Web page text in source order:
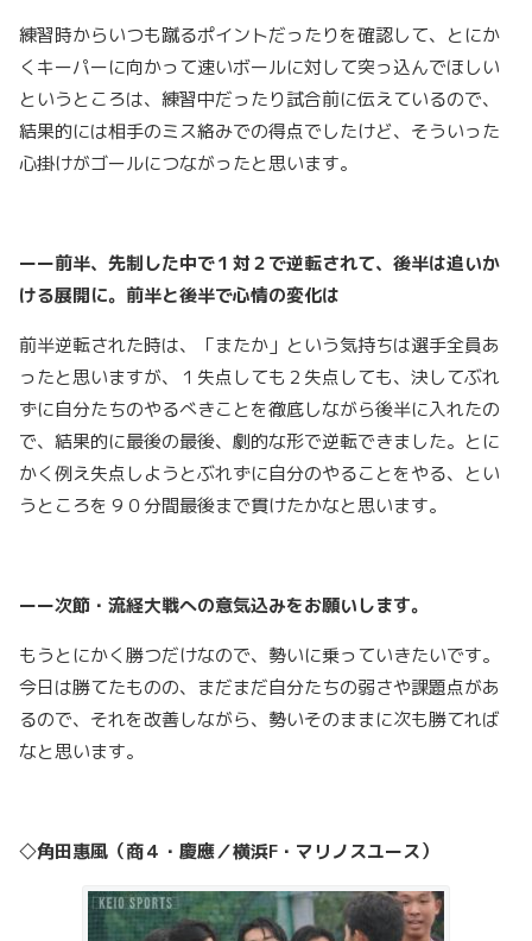
練習時からいつも蹴るポイントだったりを確認して、とにか
くキーパーに向かって速いボールに対して突っ込んでほしい
というところは、練習中だったり試合前に伝えているので、
結果的には相手のミス絡みでの得点でしたけど、そういった
心掛けがゴールにつながったと思います。
ーー前半、先制した中で１対２で逆転されて、後半は追いか
ける展開に。前半と後半で心情の変化は
前半逆転された時は、「またか」という気持ちは選手全員あ
ったと思いますが、１失点しても２失点しても、決してぶれ
ずに自分たちのやるべきことを徹底しながら後半に入れたの
で、結果的に最後の最後、劇的な形で逆転できました。とに
かく例え失点しようとぶれずに自分のやることをやる、とい
うところを９０分間最後まで貫けたかなと思います。
ーー次節・流経大戦への意気込みをお願いします。
もうとにかく勝つだけなので、勢いに乗っていきたいです。
今日は勝てたものの、まだまだ自分たちの弱さや課題点があ
るので、それを改善しながら、勢いそのままに次も勝てれば
なと思います。
◇角田惠風（商４・慶應／横浜F・マリノスユース）